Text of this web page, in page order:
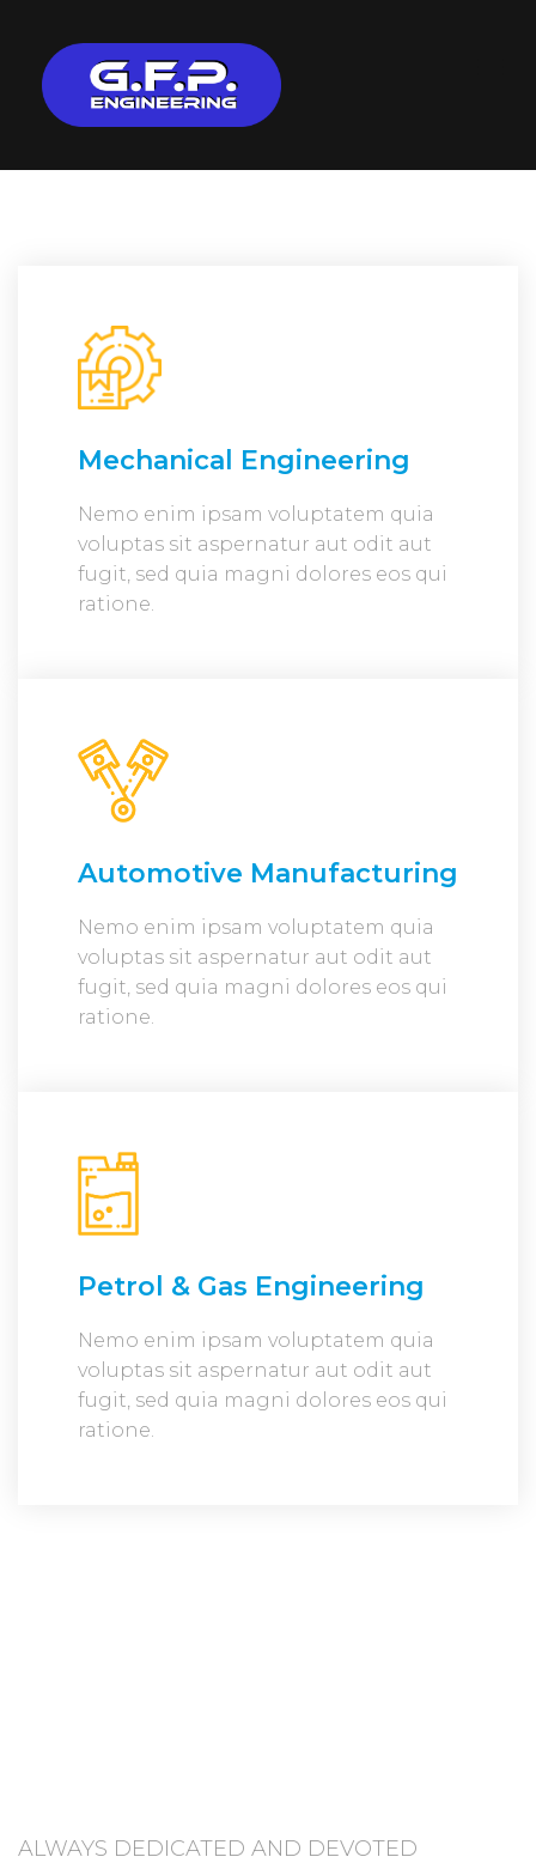
Mechanical Engineering
Nemo enim ipsam voluptatem quia
voluptas sit aspernatur aut odit aut
fugit, sed quia magni dolores eos qui
ratione.
Automotive Manufacturing
Nemo enim ipsam voluptatem quia
voluptas sit aspernatur aut odit aut
fugit, sed quia magni dolores eos qui
ratione.
Petrol & Gas Engineering
Nemo enim ipsam voluptatem quia
voluptas sit aspernatur aut odit aut
fugit, sed quia magni dolores eos qui
ratione.
ALWAYS DEDICATED AND DEVOTED